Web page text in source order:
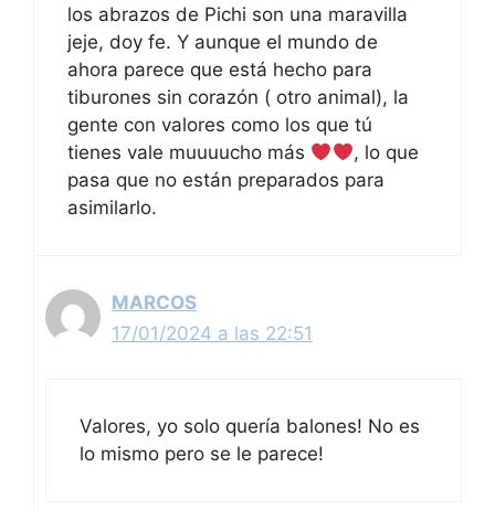
los abrazos de Pichi son una maravilla
jeje, doy fe. Y aunque el mundo de
ahora parece que está hecho para
tiburones sin corazón ( otro animal), la
gente con valores como los que tú
tienes vale muuuucho más
, lo que
pasa que no están preparados para
asimilarlo.
MARCOS
17/01/2024 a las 22:51
Valores, yo solo quería balones! No es
lo mismo pero se le parece!